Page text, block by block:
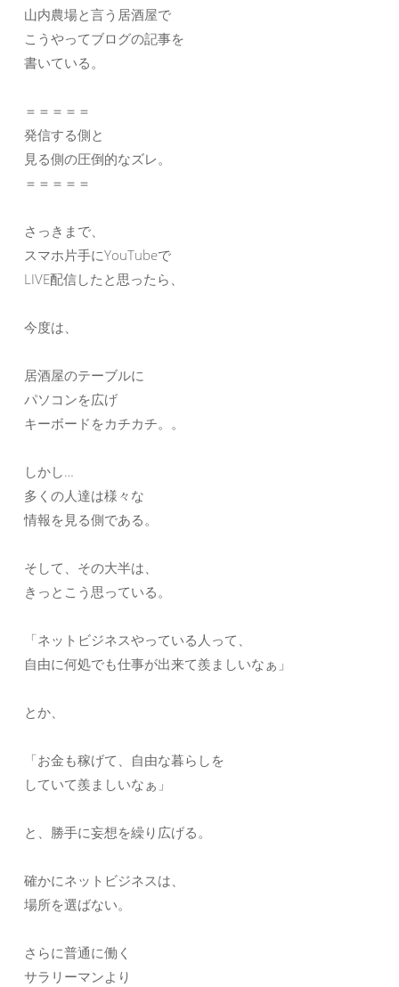
山内農場と言う居酒屋で
こうやってブログの記事を
書いている。
＝＝＝＝＝
発信する側と
見る側の圧倒的なズレ。
＝＝＝＝＝
さっきまで、
スマホ片手にYouTubeで
LIVE配信したと思ったら、
今度は、
居酒屋のテーブルに
パソコンを広げ
キーボードをカチカチ。。
しかし…
多くの人達は様々な
情報を見る側である。
そして、その大半は、
きっとこう思っている。
「ネットビジネスやっている人って、
自由に何処でも仕事が出来て羨ましいなぁ」
とか、
「お金も稼げて、自由な暮らしを
していて羨ましいなぁ」
と、勝手に妄想を繰り広げる。
確かにネットビジネスは、
場所を選ばない。
さらに普通に働く
サラリーマンより